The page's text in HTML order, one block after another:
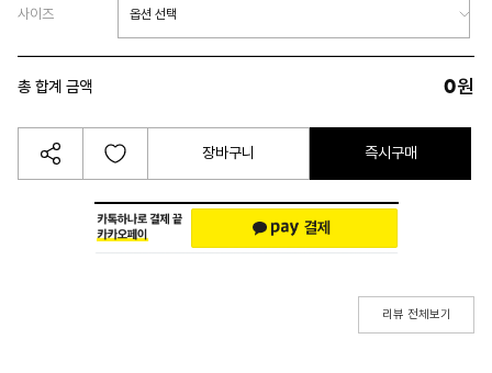
사이즈
총 합계 금액 0원
장바구니 즉시구매
리뷰 전체보기